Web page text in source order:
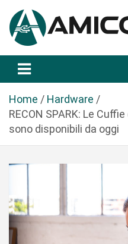
a
Amicopc.com
Home
Hardware
RECON SPARK: Le
sono disponibili da oggi